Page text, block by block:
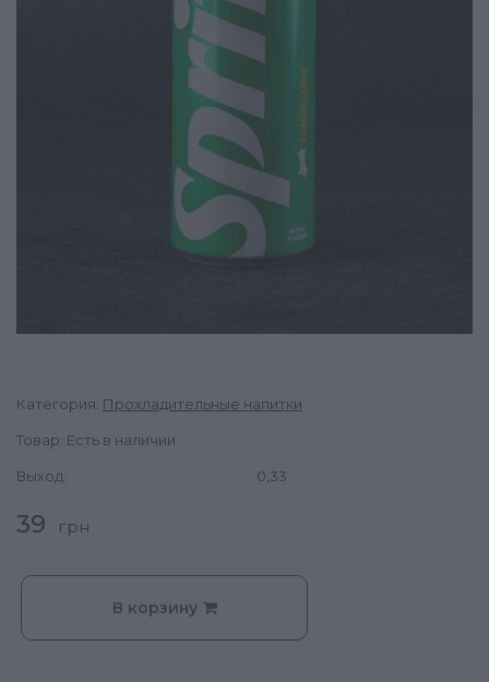
Категория: Прохладительные напитки
Товар: Есть в наличии
Выход: 0,33
39 грн
В корзину